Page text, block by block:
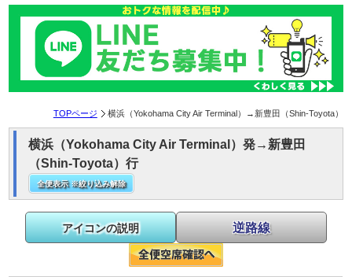
TOPページ 横浜（Yokohama City Air Terminal）→新豊田（Shin-Toyota）
横浜（Yokohama City Air Terminal）発→新豊田
（Shin-Toyota）行
全便表示 ※絞り込み解除
アイコンの説明 逆路線